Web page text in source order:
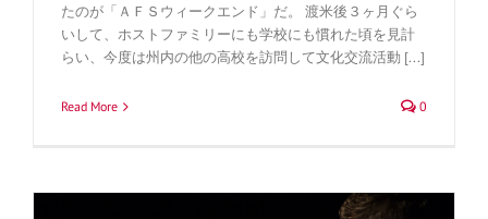
たのが「ＡＦＳウィークエンド」だ。 渡米後３ヶ月ぐら
いして、ホストファミリーにも学校にも慣れた頃を見計
らい、今度は州内の他の高校を訪問して文化交流活動 [...]
Read More 0